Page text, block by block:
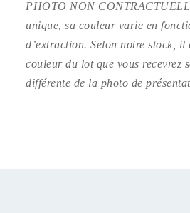
PHOTO NON
unique, sa couleur varie en
d’extraction. Selon notre stock, il
couleur du lot que vous recevrez
différente de la photo de